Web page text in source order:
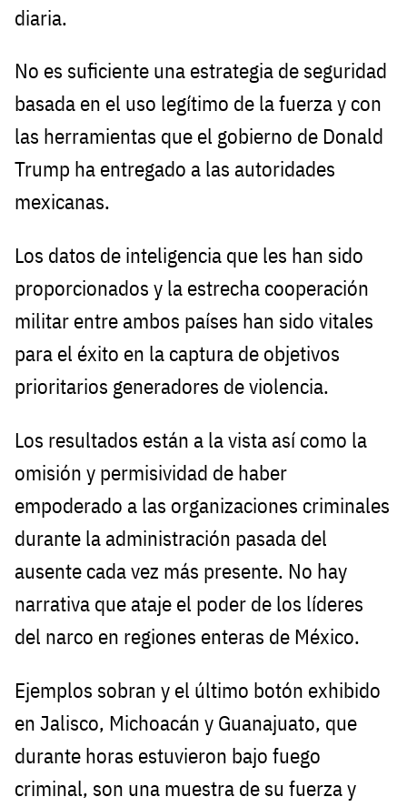
diaria.
No es suficiente una estrategia de seguridad
basada en el uso legítimo de la fuerza y con
las herramientas que el gobierno de Donald
Trump ha entregado a las autoridades
mexicanas.
Los datos de inteligencia que les han sido
proporcionados y la estrecha cooperación
militar entre ambos países han sido vitales
para el éxito en la captura de objetivos
prioritarios generadores de violencia.
Los resultados están a la vista así como la
omisión y permisividad de haber
empoderado a las organizaciones criminales
durante la administración pasada del
ausente cada vez más presente. No hay
narrativa que ataje el poder de los líderes
del narco en regiones enteras de México.
Ejemplos sobran y el último botón exhibido
en Jalisco, Michoacán y Guanajuato, que
durante horas estuvieron bajo fuego
criminal, son una muestra de su fuerza y